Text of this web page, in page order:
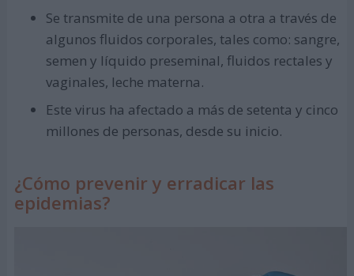
Se transmite de una persona a otra a través de
algunos fluidos corporales, tales como: sangre,
semen y líquido preseminal, fluidos rectales y
vaginales, leche materna.
Este virus ha afectado a más de setenta y cinco
millones de personas, desde su inicio.
¿Cómo prevenir y erradicar las
epidemias?